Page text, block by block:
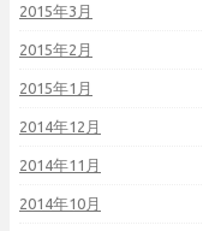
2015年3月
2015年2月
2015年1月
2014年12月
2014年11月
2014年10月